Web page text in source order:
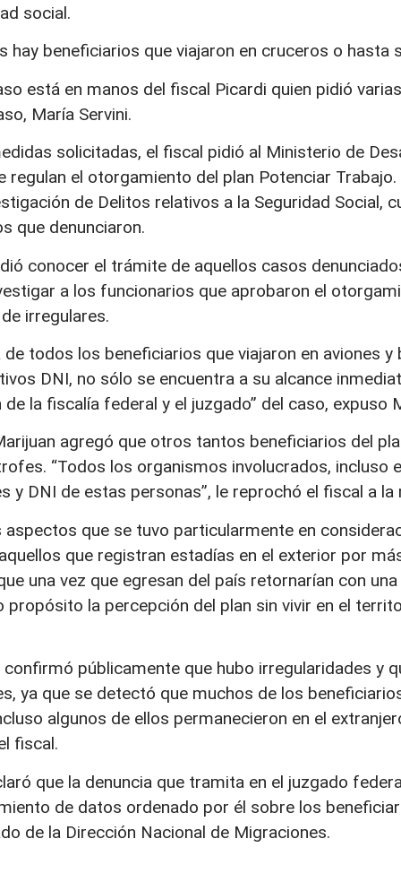
social.
hay beneficiarios que viajaron en cruceros o hasta
está en manos del fiscal Picardi quien pidió
María Servini.
solicitadas, el fiscal pidió al Ministerio de
regulan el otorgamiento del plan Potenciar Trabajo.
de Delitos relativos a la Seguridad Social,
que denunciaron.
conocer el trámite de aquellos casos
a los funcionarios que aprobaron el
irregulares.
de todos los beneficiarios que viajaron en aviones
DNI, no sólo se encuentra a su alcance
la fiscalía federal y el juzgado” del caso, expuso
agregó que otros tantos beneficiarios del
“Todos los organismos involucrados, incluso
y DNI de estas personas”, le reprochó el fiscal a la
aspectos que se tuvo particularmente en
que registran estadías en el exterior por
una vez que egresan del país retornarían con
propósito la percepción del plan sin vivir en el
confirmó públicamente que hubo irregularidades y
ya que se detectó que muchos de los
algunos de ellos permanecieron en el
fiscal.
que la denuncia que tramita en el juzgado
de datos ordenado por él sobre los
de la Dirección Nacional de Migraciones.